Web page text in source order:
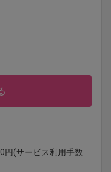
円(サービス利用手数